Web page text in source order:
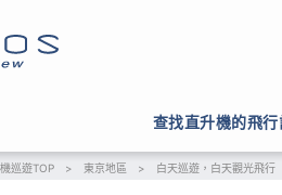
查找直升機的飛行
巡遊TOP > 東京地區 > 白天巡遊，白天觀光飛行